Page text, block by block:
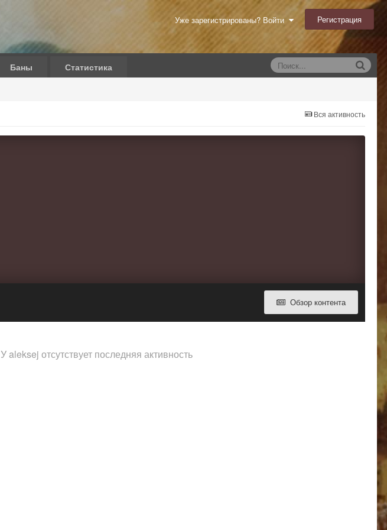
Уже зарегистрированы? Войти Регистрация
Баны Статистика
Вся активность
Обзор контента
У aleksej отсутствует последняя активность